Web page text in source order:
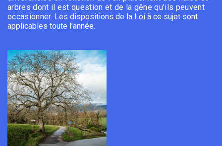
arbres dont il est question et de la gêne qu’ils peuvent
occasionner. Les dispositions de la Loi à ce sujet sont
applicables toute l’année.